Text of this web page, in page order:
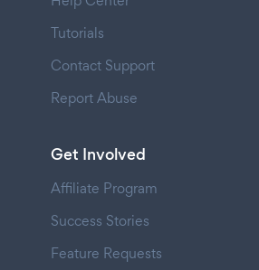
Tutorials
Contact Support
Report Abuse
Get Involved
Affiliate Program
Success Stories
Feature Requests